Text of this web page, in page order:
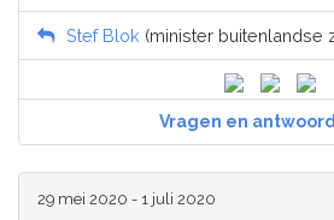
Stef Blok (minister buitenlandse
Vragen en
29 mei 2020 - 1 juli 2020